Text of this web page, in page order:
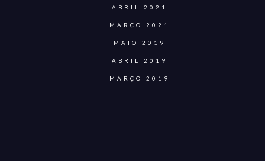
ABRIL 2021
MARÇO 2021
MAIO 2019
ABRIL 2019
MARÇO 2019